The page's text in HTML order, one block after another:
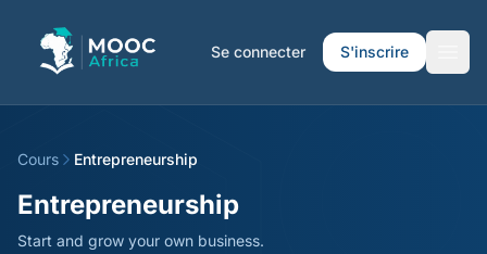
Se connecter S'inscrire
Cours Entrepreneurship
Entrepreneurship
Start and grow your own business.